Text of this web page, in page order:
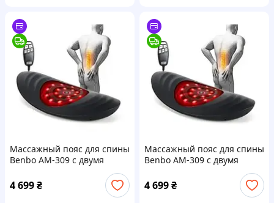
Массажный пояс для спины
Benbo AM-309 с двумя
подогревом
4 699₴
Массажный пояс для спины
Benbo AM-309 с двумя
подогревом
4 699₴